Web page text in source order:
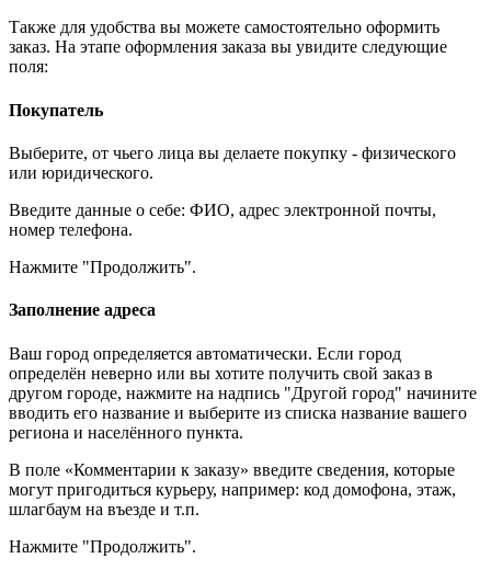
Также для удобства вы можете самостоятельно оформить
заказ. На этапе оформления заказа вы увидите следующие
поля:
Покупатель
Выберите, от чьего лица вы делаете покупку - физического
или юридического.
Введите данные о себе: ФИО, адрес электронной почты,
номер телефона.
Нажмите "Продолжить".
Заполнение адреса
Ваш город определяется автоматически. Если город
определён неверно или вы хотите получить свой заказ в
другом городе, нажмите на надпись "Другой город" начините
вводить его название и выберите из списка название вашего
региона и населённого пункта.
В поле «Комментарии к заказу» введите сведения, которые
могут пригодиться курьеру, например: код домофона, этаж,
шлагбаум на въезде и т.п.
Нажмите "Продолжить".